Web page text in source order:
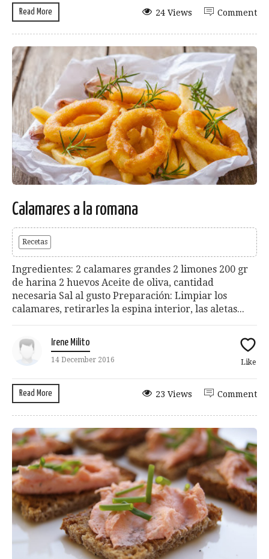
Read More Comment
24 Views
Calamares a la romana
Recetas
Ingredientes: 2 calamares grandes 2 limones 200 gr
de harina 2 huevos Aceite de oliva, cantidad
necesaria Sal al gusto Preparación: Limpiar los
calamares, retirarles la espina interior, las aletas...
Irene Milito
14 December 2016 Like
Read More Comment
23 Views